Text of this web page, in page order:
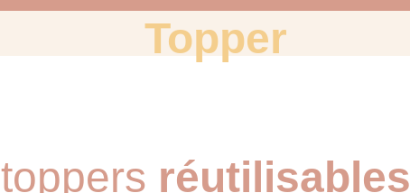
Topper
toppers réutilisables